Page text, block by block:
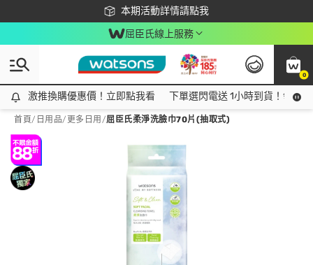
本期活動詳情請點我
下載app最高回饋$350
屈臣氏線上服務
0
激推換購優惠價！立即點我看
激推換購優惠價！立即點我看 下單選閃電送 1小時到貨！領神
首頁/ 日用品/ 更多日用 /屈臣氏柔淨洗臉巾70片(抽取式)